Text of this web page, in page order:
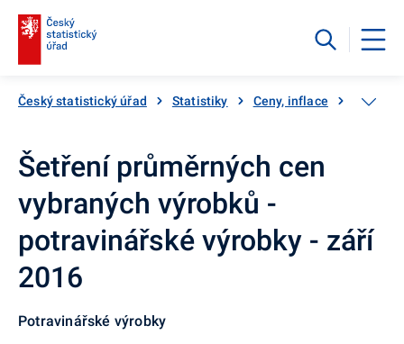
Český statistický úřad Statistiky Ceny, inflace
Šetření průměrných cen
vybraných výrobků -
potravinářské výrobky - září
2016
Potravinářské výrobky